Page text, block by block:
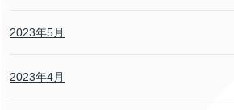
2023年5月
2023年4月